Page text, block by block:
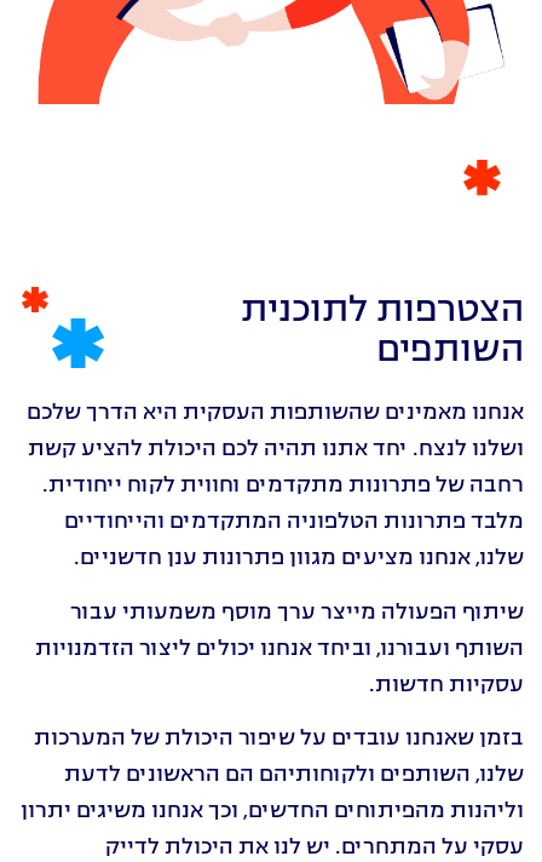
הצטרפות לתוכנית
השותפים
אנחנו מאמינים שהשותפות העסקית היא הדרך שלכם
ושלנו לנצח. יחד אתנו תהיה לכם היכולת להציע קשת
רחבה של פתרונות מתקדמים וחווית לקוח ייחודית.
מלבד פתרונות הטלפוניה המתקדמים והייחודיים
שלנו, אנחנו מציעים מגוון פתרונות ענן חדשניים.
שיתוף הפעולה מייצר ערך מוסף משמעותי עבור
השותף ועבורנו, וביחד אנחנו יכולים ליצור הזדמנויות
עסקיות חדשות.
בזמן שאנחנו עובדים על שיפור היכולת של המערכות
שלנו, השותפים ולקוחותיהם הם הראשונים לדעת
וליהנות מהפיתוחים החדשים, וכך אנחנו משיגים יתרון
עסקי על המתחרים. יש לנו את היכולת לדייק